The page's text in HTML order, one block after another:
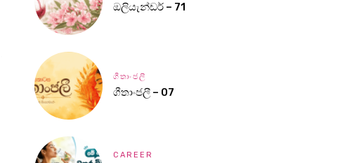
ඔලියැන්ඩර් – 71
ගීතාංජලී
ගීතාංජලී – 07
CAREER